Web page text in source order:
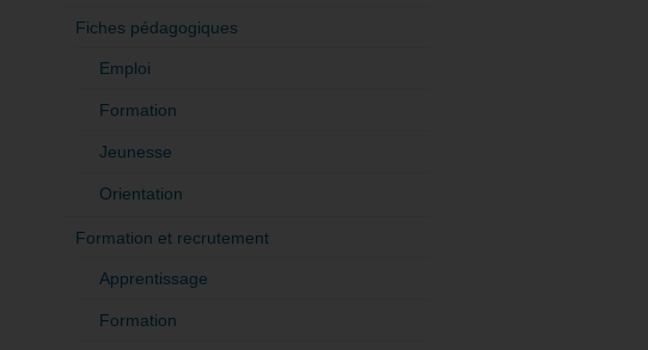
Fiches pédagogiques
Emploi
Formation
Jeunesse
Orientation
Formation et recrutement
Apprentissage
Formation